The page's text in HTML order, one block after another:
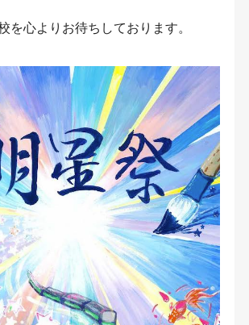
心よりお待ちしております。